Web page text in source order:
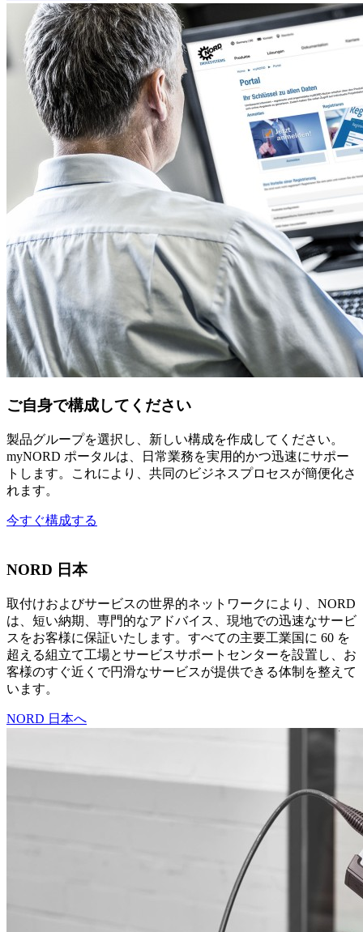
ご自身で構成してください
製品グループを選択し、新しい構成を作成してください。
myNORD ポータルは、日常業務を実用的かつ迅速にサポー
トします。これにより、共同のビジネスプロセスが簡便化さ
れます。
今すぐ構成する
NORD 日本
取付けおよびサービスの世界的ネットワークにより、NORD
は、短い納期、専門的なアドバイス、現地での迅速なサービ
スをお客様に保証いたします。すべての主要工業国に 60 を
超える組立て工場とサービスサポートセンターを設置し、お
客様のすぐ近くで円滑なサービスが提供できる体制を整えて
います。
NORD 日本へ